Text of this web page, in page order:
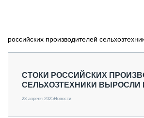
СПЕЦПРОЕКТЫ
О ПРОЕКТЕ
российских производителей
СТОКИ РОССИЙСКИХ
СЕЛЬХОЗТЕХНИКИ ВЫРОСЛИ
23 апреля 2025Новости